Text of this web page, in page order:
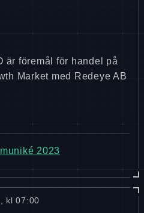
är föremål för handel på
Market med Redeye AB
2023
kl 07:00